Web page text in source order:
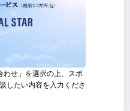
わせ」を選択の上、スポ
したい内容を入力くださ